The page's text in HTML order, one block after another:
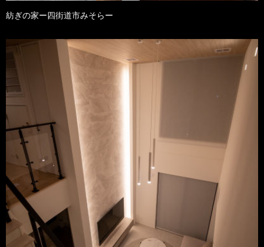
紡ぎの家ー四街道市みそらー